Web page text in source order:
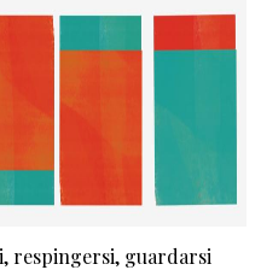
respingersi, guardarsi